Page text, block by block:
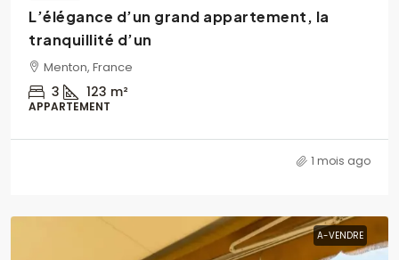
L’élégance d’un grand appartement, la
tranquillité d’un
Menton, France
3 123 m²
APPARTEMENT
1 mois ago
A-VENDRE